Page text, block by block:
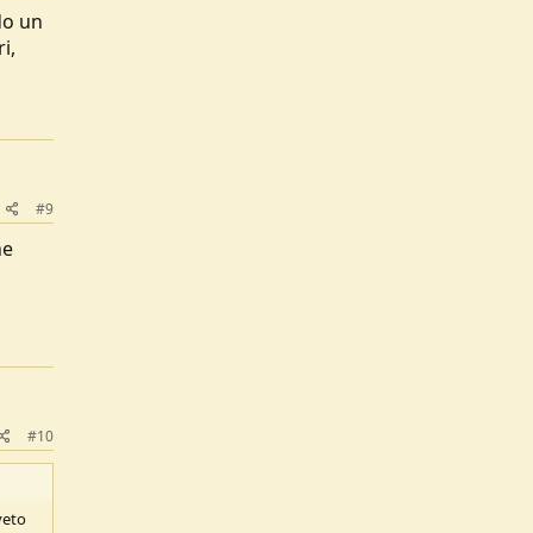
un
#9
#10